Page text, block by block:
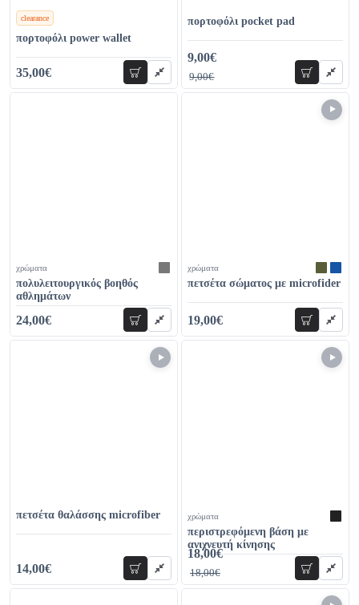
clearance
χρώματα
πορτοφόλι power wallet
35,00€ προσθήκη
πορτοφόλι pocket pad
9,00€
9,00€ προσθήκη
χρώματα
πολυλειτουργικός βοηθός
αθλημάτων
24,00€ προσθήκη
χρώματα
πετσέτα σώματος με microfider
19,00€ προσθήκη
πετσέτα θαλάσσης microfiber
14,00€ προσθήκη
χρώματα
περιστρεφόμενη βάση με
ανιχνευτή κίνησης
18,00€
18,00€ προσθήκη